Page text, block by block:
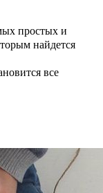
простых и
найдется
все